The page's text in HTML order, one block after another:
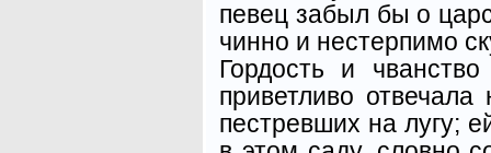
певец забыл бы о
чинно и нестерпимо
Гордость и
приветливо
пестревших на лугу;